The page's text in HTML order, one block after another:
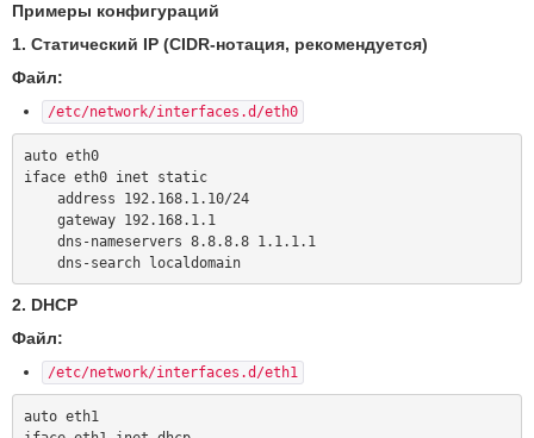
Примеры конфигураций
1. Статический IP (CIDR-нотация, рекомендуется)
Файл:
/etc/network/interfaces.d/eth0
auto eth0
iface eth0 inet static
    dns-search localdomain
2. DHCP
Файл:
/etc/network/interfaces.d/eth1
auto eth1